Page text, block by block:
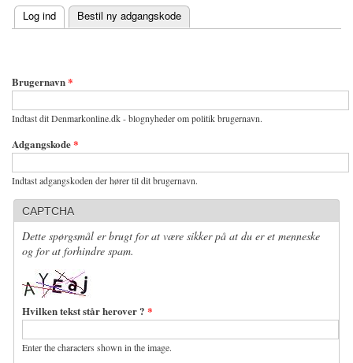
Primary tabs
Log ind
(active tab) Bestil ny adgangskode
Brugernavn*
Indtast dit Denmarkonline.dk - blognyheder om politik brugernavn.
Adgangskode*
Indtast adgangskoden der hører til dit brugernavn.
CAPTCHA
Dette spørgsmål er brugt for at være sikker på at du er et menneske
og for at forhindre spam.
Hvilken tekst står herover ? *
Enter the characters shown in the image.